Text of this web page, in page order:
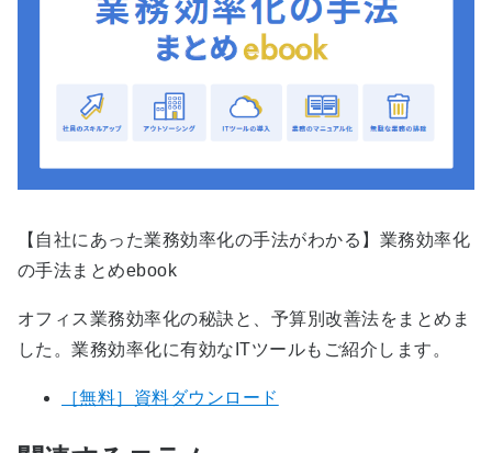
【自社にあった業務効率化の手法がわかる】業務効率化
の手法まとめebook
オフィス業務効率化の秘訣と、予算別改善法をまとめま
した。業務効率化に有効なITツールもご紹介します。
［無料］資料ダウンロード